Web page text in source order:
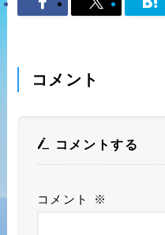
コメント
コメントする
コメント ※